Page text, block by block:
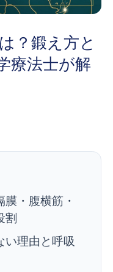
？鍛え方と
療法士が解
・腹横筋・
割
い理由と呼吸